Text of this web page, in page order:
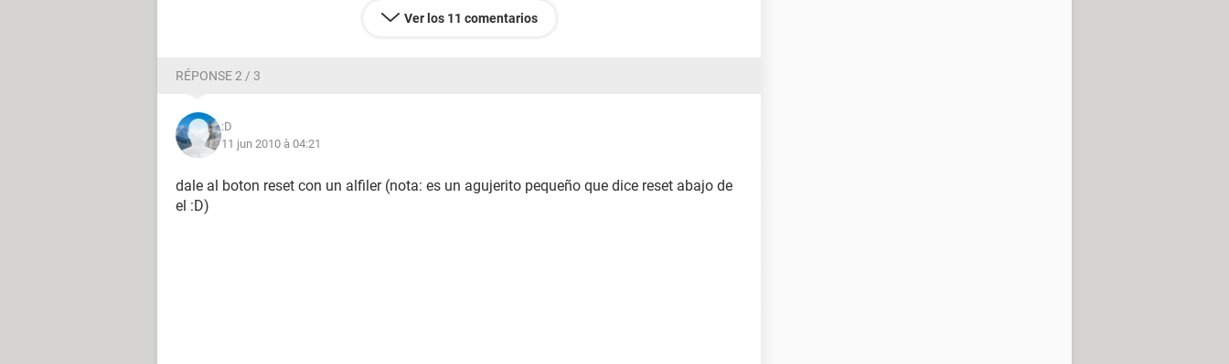
Ver los 11 comentarios
RÉPONSE 2 / 3
:D
11 jun 2010 à 04:21
dale al boton reset con un alfiler (nota: es un agujerito pequeño que dice reset abajo de
el :D)